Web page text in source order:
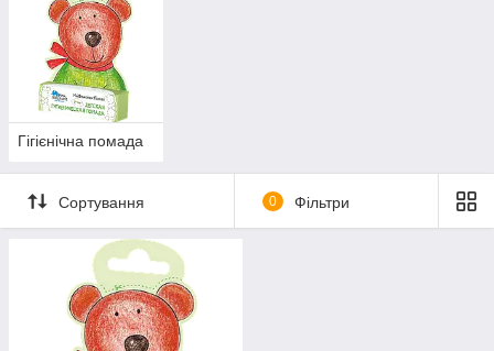
Гігієнічна помада
Сортування 0 Фільтри